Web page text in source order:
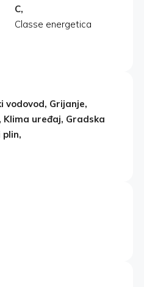
C,
Classe energetica
vodovod, Grijanje,
uređaj, Gradska
plin,